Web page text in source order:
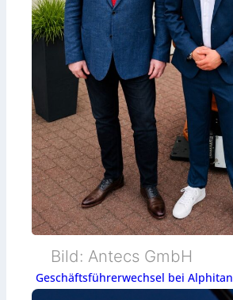
Bild: Antecs GmbH
Geschäftsführerwechsel bei Alphitan